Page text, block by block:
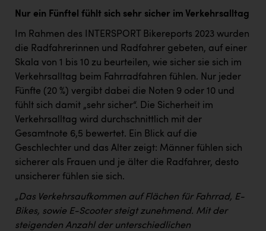
Nur ein Fünftel fühlt sich sehr sicher im Verkehrsalltag
Im Rahmen des INTERSPORT Bikereports 2023 wurden
die Radfahrerinnen und Radfahrer gebeten, auf einer
Skala von 1 bis 10 zu beurteilen, wie sicher sie sich im
Verkehrsalltag beim Fahrradfahren fühlen. Nur jeder
Fünfte (20 %) vergibt dabei die Noten 9 oder 10 und
fühlt sich damit „sehr sicher“. Die Sicherheit im
Verkehrsalltag wird durchschnittlich mit der
Gesamtnote 6,5 bewertet. Ein Blick auf die
Geschlechter und das Alter zeigt: Männer fühlen sich
sicherer als Frauen und je älter die Radfahrer, desto
unsicherer fühlen sie sich.
„Das Verkehrsaufkommen auf Flächen für Fahrrad, E-
Bikes, sowie E-Scooter steigt zunehmend. Mit der
steigenden Anzahl der unterschiedlichen